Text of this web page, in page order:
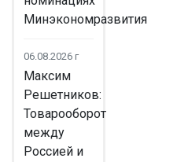
Минэкономразвития
06.08.2026 г
Максим
Решетников:
Товарооборот
между
Россией и